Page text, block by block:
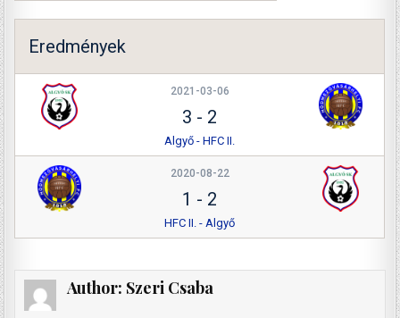
Eredmények
2021-03-06
3 - 2
Algyő - HFC II.
2020-08-22
1 - 2
HFC II. - Algyő
Author: Szeri Csaba